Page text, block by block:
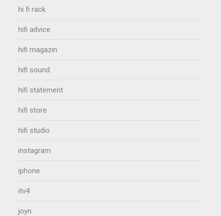
hi fi rack
hifi advice
hifi magazin
hifi sound
hifi statement
hifi store
hifi studio
instagram
iphone
itv4
joyn